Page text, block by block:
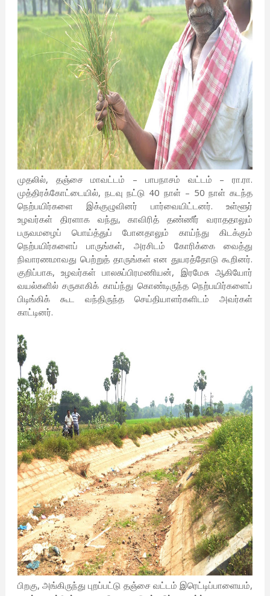
முதலில், தஞ்சை மாவட்டம் – பாபநாசம் வட்டம் – ரா.ரா.
முத்திரக்கோட்டையில், நடவு நட்டு 40 நாள் – 50 நாள் கடந்த
நெற்பயிர்களை இக்குழுவினர் பார்வையிட்டனர். உள்ளூர்
உழவர்கள் திரளாக வந்து, காவிரித் தண்ணீர் வராததாலும்
பருவமழைப் பொய்த்துப் போனதாலும் காய்ந்து கிடக்கும்
நெற்பயிர்களைப் பாருங்கள், அரசிடம் கோரிக்கை வைத்து
நிவாரணமாவது பெற்றுத் தாருங்கள் என துயரத்தோடு கூறினர்.
குறிப்பாக, உழவர்கள் பாலசுப்பிரமணியன், இரமேசு ஆகியோர்
வயல்களில் சருகாகிக் காய்ந்து கொண்டிருந்த நெற்பயிர்களைப்
பிடிங்கிக் கூட வந்திருந்த செய்தியாளர்களிடம் அவர்கள்
காட்டினர்.
பிறகு, அங்கிருந்து புறப்பட்டு தஞ்சை வட்டம் இரெட்டிப்பாளையம்,